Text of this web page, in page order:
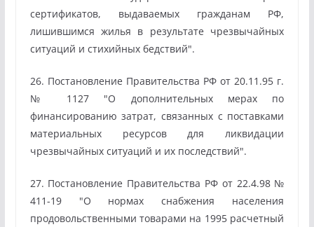
сертификатов, выдаваемых гражданам РФ,
лишившимся жилья в результате чрезвычайных
ситуаций и стихийных бедствий".
26. Постановление Правительства РФ от 20.11.95 г.
№ 1127 "О дополнительных мерах по
финансированию затрат, связанных с поставками
материальных ресурсов для ликвидации
чрезвычайных ситуаций и их последствий".
27. Постановление Правительства РФ от 22.4.98 №
411-19 "О нормах снабжения населения
продовольственными товарами на 1995 расчетный